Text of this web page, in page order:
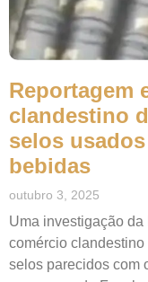
Reportagem
clandestino
selos
bebidas
outubro 3, 2025
Uma investigação
comércio clandestino
selos parecidos com